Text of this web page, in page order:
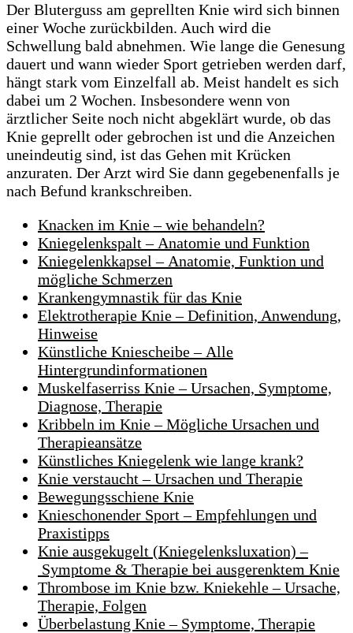
Der Bluterguss am geprellten Knie wird sich binnen
einer Woche zurückbilden. Auch wird die
Schwellung bald abnehmen. Wie lange die Genesung
dauert und wann wieder Sport getrieben werden darf,
hängt stark vom Einzelfall ab. Meist handelt es sich
dabei um 2 Wochen. Insbesondere wenn von
ärztlicher Seite noch nicht abgeklärt wurde, ob das
Knie geprellt oder gebrochen ist und die Anzeichen
uneindeutig sind, ist das Gehen mit Krücken
anzuraten. Der Arzt wird Sie dann gegebenenfalls je
nach Befund krankschreiben.
Knacken im Knie – wie behandeln?
Kniegelenkspalt – Anatomie und Funktion
Kniegelenkkapsel – Anatomie, Funktion und
mögliche Schmerzen
Krankengymnastik für das Knie
Elektrotherapie Knie – Definition, Anwendung,
Hinweise
Künstliche Kniescheibe – Alle
Hintergrundinformationen
Muskelfaserriss Knie – Ursachen, Symptome,
Diagnose, Therapie
Kribbeln im Knie – Mögliche Ursachen und
Therapieansätze
Künstliches Kniegelenk wie lange krank?
Knie verstaucht – Ursachen und Therapie
Bewegungsschiene Knie
Knieschonender Sport – Empfehlungen und
Praxistipps
Knie ausgekugelt (Kniegelenksluxation) –
Symptome & Therapie bei ausgerenktem Knie
Thrombose im Knie bzw. Kniekehle – Ursache,
Therapie, Folgen
Überbelastung Knie – Symptome, Therapie